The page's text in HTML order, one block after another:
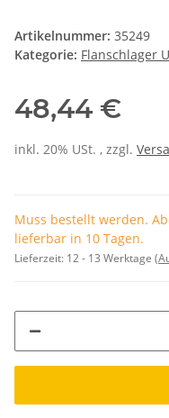
Artikelnummer: 35249
Kategorie: Flanschlager
48,44 €
inkl. 20% USt. , zzgl.
Muss bestellt werden.
lieferbar in 10 Tagen.
Lieferzeit: 12 - 13 Werktage